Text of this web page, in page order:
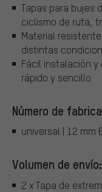
Tapas para bujes
ciclismo de ruta,
Material
distintas
Fácil instalación
rápido y sencillo
Número de
universal | 12 mm
Volumen de envío:
2 x Tapa de